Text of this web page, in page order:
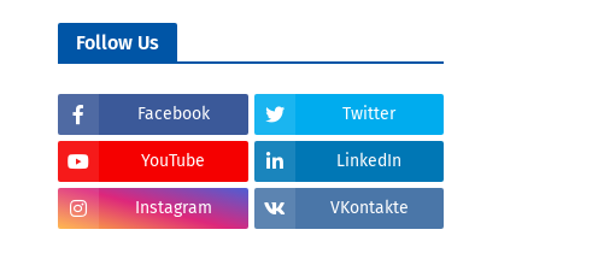
Follow Us
Facebook Twitter
YouTube LinkedIn
Instagram VKontakte